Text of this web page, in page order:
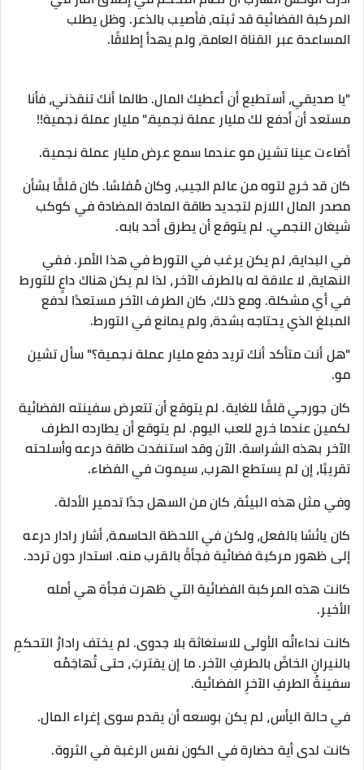
المركبة الفضائية قد ثبته، فأصيب بالذعر. وظل يطلب
المساعدة عبر القناة العامة، ولم يهدأ إطلاقًا.
"يا صديقي، أستطيع أن أعطيك المال. طالما أنك تنقذني، فأنا
مستعد أن أدفع لك مليار عملة نجمية." مليار عملة نجمية!!
أضاءت عينا تشين مو عندما سمع عرض مليار عملة نجمية.
كان قد خرج لتوه من عالم الجيب، وكان مُفلسًا. كان قلقًا بشأن
مصدر المال اللازم لتجديد طاقة المادة المضادة في كوكب
شيغان النجمي. لم يتوقع أن يطرق أحد بابه.
في البداية، لم يكن يرغب في التورط في هذا الأمر. ففي
النهاية، لا علاقة له بالطرف الآخر، لذا لم يكن هناك داعٍ للتورط
في أي مشكلة. ومع ذلك، كان الطرف الآخر مستعدًا لدفع
المبلغ الذي يحتاجه بشدة، ولم يمانع في التورط.
"هل أنت متأكد أنك تريد دفع مليار عملة نجمية؟" سأل تشين
مو.
كان جورجي قلقًا للغاية. لم يتوقع أن تتعرض سفينته الفضائية
لكمين عندما خرج للعب اليوم. لم يتوقع أن يطارده الطرف
الآخر بهذه الشراسة. الآن وقد استنفدت طاقة درعه وأسلحته
تقريبًا، إن لم يستطع الهرب، سيموت في الفضاء.
وفي مثل هذه البيئة، كان من السهل جدًا تدمير الأدلة.
كان يائسًا بالفعل، ولكن في اللحظة الحاسمة، أشار رادار درعه
إلى ظهور مركبة فضائية فجأةً بالقرب منه. استدار دون تردد.
كانت هذه المركبة الفضائية التي ظهرت فجأة هي أمله
الأخير.
كانت نداءاتُه الأولى للاستغاثة بلا جدوى. لم يختف رادارُ التحكمِ
بالنيرانِ الخاصِّ بالطرفِ الآخر. ما إن يقتربَ، حتى تُهاجَمُه
سفينةُ الطرفِ الآخرِ الفضائية.
في حالة اليأس، لم يكن بوسعه أن يقدم سوى إغراء المال.
كانت لدى أية حضارة في الكون نفس الرغبة في الثروة.